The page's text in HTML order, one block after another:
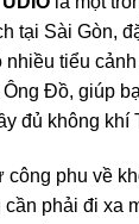
tại Sài Gòn,
nhiều tiểu
Đồ, giúp
đủ không khí
phu về
cần phải đi xa